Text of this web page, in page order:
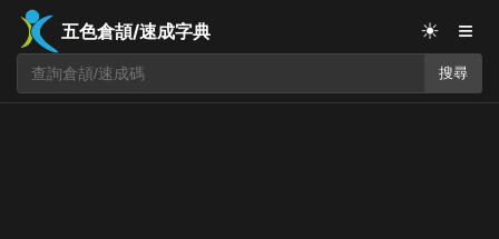
五色倉頡/速成字典
搜尋
☀ ≡